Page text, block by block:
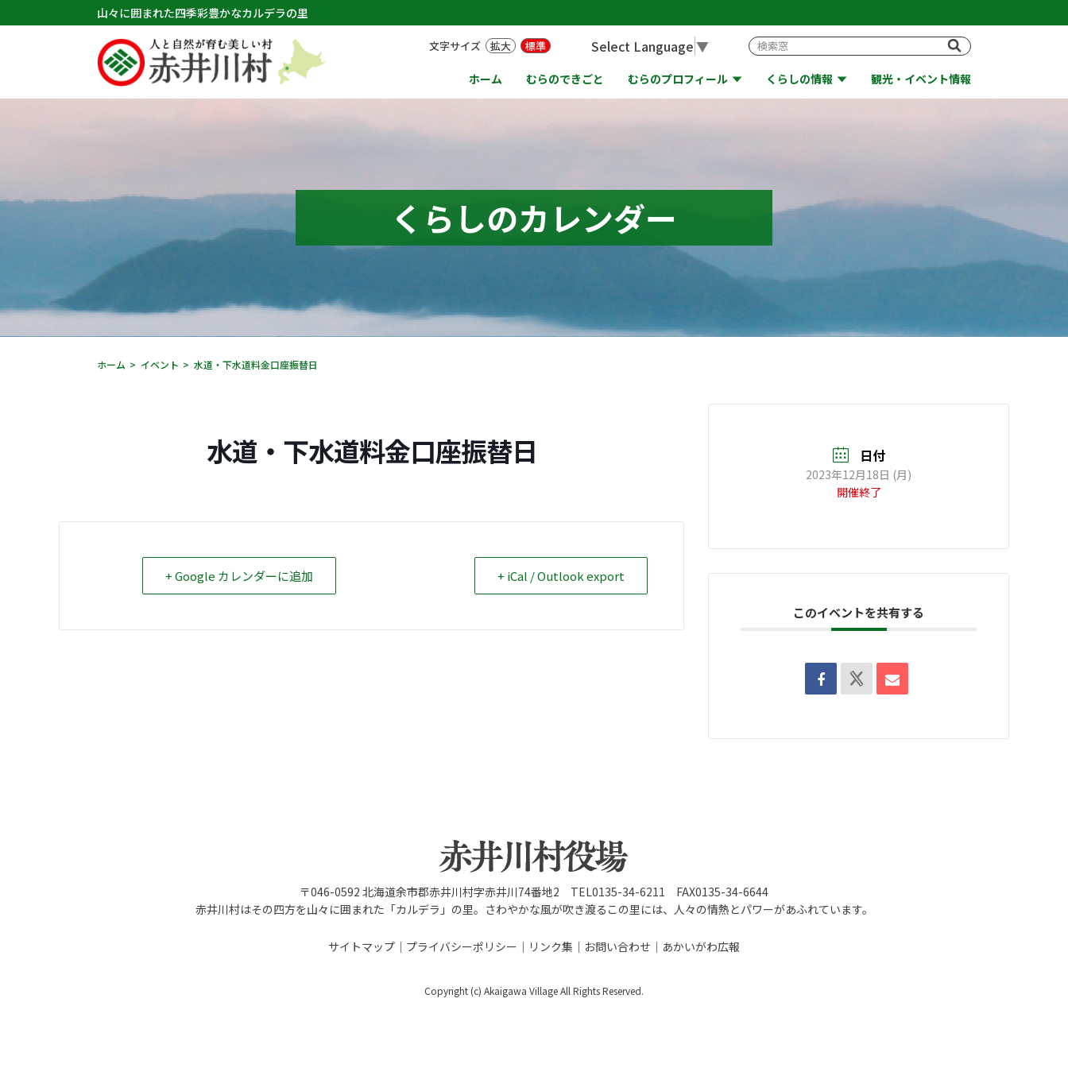
山々に囲まれた四季彩豊かなカルデラの里
ホーム むらのできごと むらのプロフィール くらしの情報 観光・イベント情報
文字サイズ 拡大 標準 Select Language▼
くらしのカレンダー
ホーム イベント 水道・下水道料金口座振替日
水道・下水道料金口座振替日
+ Google カレンダーに追加 + iCal / Outlook export
日付
2023年12月18日 (月)
開催終了
このイベントを共有する
〒046-0592 北海道余市郡赤井川村字赤井川74番地2 TEL0135-34-6211 FAX0135-34-6644
赤井川村はその四方を山々に囲まれた「カルデラ」の里。さわやかな風が吹き渡るこの里には、人々の情熱とパワーがあふれています。
サイトマップ プライバシーポリシー リンク集 お問い合わせ あかいがわ広報
Copyright (c) Akaigawa Village All Rights Reserved.